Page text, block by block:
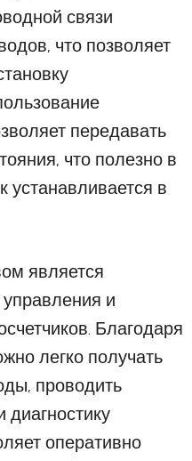
связи
что позволяет
передавать
что полезно в
устанавливается в
является
и
Благодаря
легко получать
проводить
диагностику
оперативно